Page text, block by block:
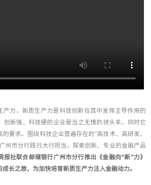
产力，新质生产力是科技创新在其中发挥主导作用的
创新强、科技硬的企业是当之无愧的领头羊，同时它
要求。围绕科技企业普遍存在的“高技术、高研发、
州市分行践行大行担当，探索创新、专业的金融产品
报社联合邮储银行广州市分行推出《金融向“新”力》
长之旅，为加快培育新质生产力注入金融动力。